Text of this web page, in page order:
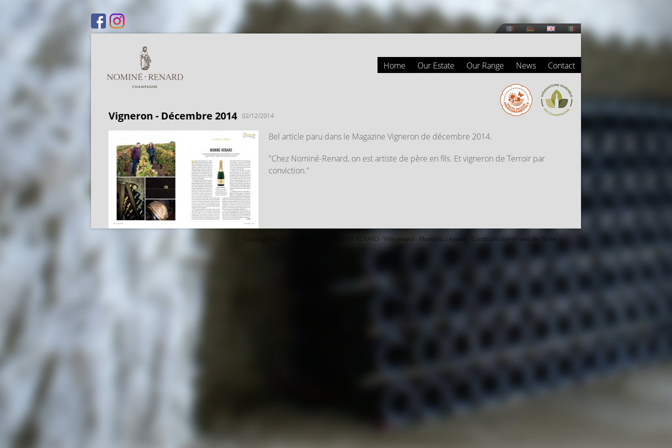
Home Our Estate Our Range News Contact
Vigneron - Décembre 2014 02/12/2014
Bel article paru dans le Magazine Vigneron de décembre 2014.
"Chez Nominé-Renard, on est artiste de père en fils. Et vigneron de Terroir par
conviction."
Copyright © 2014 CHAMPAGNE NOMINE RENARD - Villevenard - Mentions Légales Conditions Générales de Vente